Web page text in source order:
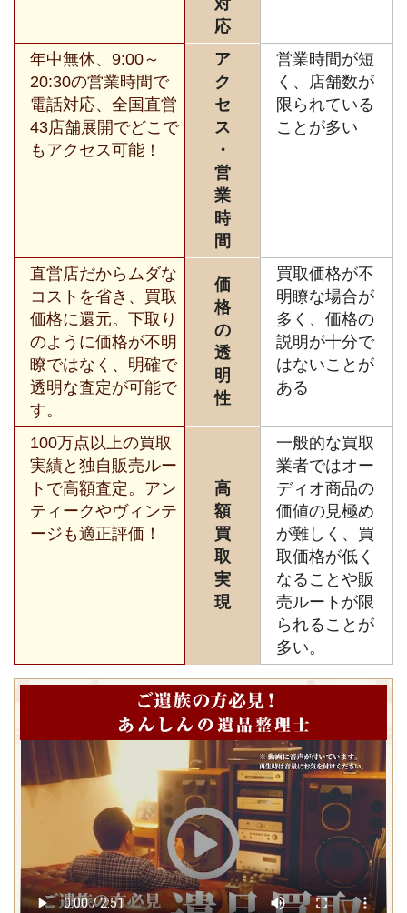
応
年中無休、9:00～
20:30の営業時間で
電話対応、全国直営
43店舗展開でどこで
もアクセス可能！
ア
ク
セ
ス
・
営
業
時
間
営業時間が短
く、店舗数が
限られている
ことが多い
直営店だからムダな
コストを省き、買取
価格に還元。下取り
のように価格が不明
瞭ではなく、明確で
透明な査定が可能で
す。
価
格
の
透
明
性
買取価格が不
明瞭な場合が
多く、価格の
説明が十分で
はないことが
ある
100万点以上の買取
実績と独自販売ルー
トで高額査定。アン
ティークやヴィンテ
ージも適正評価！
高
額
買
取
実
現
一般的な買取
業者ではオー
ディオ商品の
価値の見極め
が難しく、買
取価格が低く
なることや販
売ルートが限
られることが
多い。